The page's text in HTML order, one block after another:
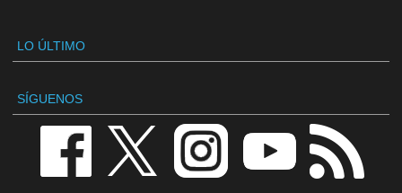
LO ÚLTIMO
SÍGUENOS